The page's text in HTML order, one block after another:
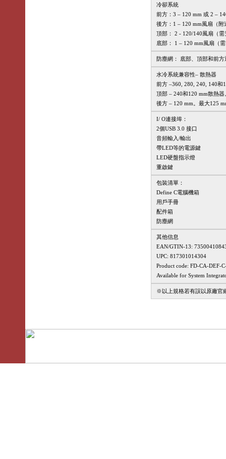
冷卻系統
前方：3 – 120 mm 或 2 –
後方：1 – 120 mm風扇（附
頂部： 2 - 120/140風扇（需
底部： 1 – 120 mm風扇（
防塵網： 底部、頂部和前方
水冷系統兼容性– 散熱器
前方 –360, 280, 240, 140和
頂部 – 240和120 mm散熱
後方 – 120 mm。最大125
I/ O連接埠：
2個USB 3.0 接口
音頻輸入/輸出
帶LED等的電源鍵
LED硬盤指示燈
重啟鍵
包裝清單：
Define C電腦機箱
用戶手冊
配件箱
防塵網
其他信息
EAN/GTIN-13:
UPC: 817301014304
Product code: FD-CA-DEF-
Available for System
※以上規格若有誤以原廠官